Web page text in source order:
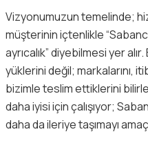
Vizyonumuzun temelinde;
müşterinin içtenlikle
ayrıcalık” diyebilmesi yer
yüklerini değil; markalarını,
bizimle teslim ettiklerini
daha iyisi için çalışıyor;
daha da ileriye taşımayı